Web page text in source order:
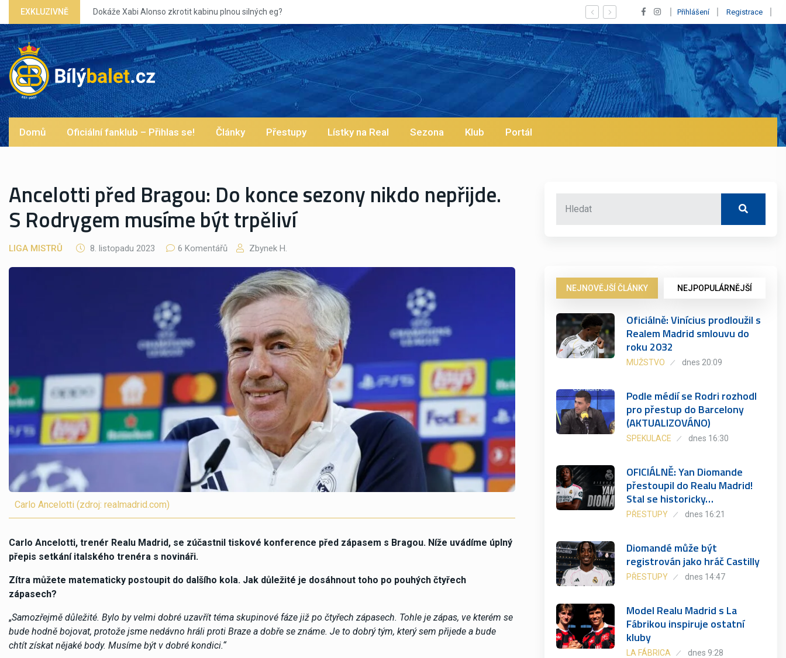
EXKLUZIVNĚ
Xabi Alonso zkrotit kabinu plnou silných eg? Vypískaný Vinícius! Blíží se jeho odchod z Realu a pustí se klub na trh už v
Přihlášení Registrace
Domů Oficiální fanklub – Přihlas se! Články Přestupy Lístky na Real Sezona Klub Portál
Ancelotti před Bragou: Do konce sezony nikdo nepřijde.
S Rodrygem musíme být trpěliví
LIGA MISTRŮ 8. listopadu 2023 6 Komentářů Zbynek H.
Carlo Ancelotti (zdroj: realmadrid.com)
Carlo Ancelotti, trenér Realu Madrid, se zúčastnil tiskové konference před zápasem s Bragou. Níže uvádíme úplný
přepis setkání italského trenéra s novináři.
Zítra můžete matematicky postoupit do dalšího kola. Jak důležité je dosáhnout toho po pouhých čtyřech
zápasech?
„Samozřejmě důležité. Bylo by velmi dobré uzavřít téma skupinové fáze již po čtyřech zápasech. Tohle je zápas, ve kterém se
bude hodně bojovat, protože jsme nedávno hráli proti Braze a dobře se známe. Je to dobrý tým, který sem přijede a bude
chtít získat nějaké body. Musíme být v dobré kondici.“
NEJNOVĚJŠÍ ČLÁNKY NEJPOPULÁRNĚJŠÍ
Oficiálně: Vinícius prodloužil s
Realem Madrid smlouvu do
roku 2032
MUŽSTVO dnes 20:09
Podle médií se Rodri rozhodl
pro přestup do Barcelony
(AKTUALIZOVÁNO)
SPEKULACE dnes 16:30
OFICIÁLNĚ: Yan Diomande
přestoupil do Realu Madrid!
Stal se historicky…
PŘESTUPY dnes 16:21
Diomandé může být
registrován jako hráč Castilly
PŘESTUPY dnes 14:47
Model Realu Madrid s La
Fábrikou inspiruje ostatní
kluby
LA FÁBRICA dnes 9:28